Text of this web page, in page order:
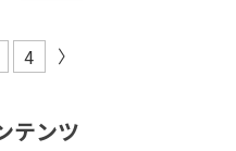
4
テンツ